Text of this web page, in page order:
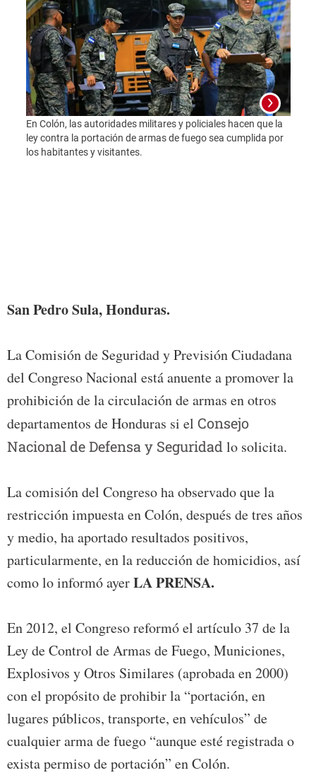
En Colón, las autoridades militares y policiales hacen que la
ley contra la portación de armas de fuego sea cumplida por
los habitantes y visitantes.
San Pedro Sula, Honduras.
La Comisión de Seguridad y Previsión Ciudadana
del Congreso Nacional está anuente a promover la
prohibición de la circulación de armas en otros
departamentos de Honduras si el Consejo
Nacional de Defensa y Seguridadlo solicita.
La comisión del Congreso ha observado que la
restricción impuesta en Colón, después de tres años
y medio, ha aportado resultados positivos,
particularmente, en la reducción de homicidios, así
como lo informó ayerLA PRENSA.
En 2012, el Congreso reformó el artículo 37 de la
Ley de Control de Armas de Fuego, Municiones,
Explosivos y Otros Similares (aprobada en 2000)
con el propósito de prohibir la “portación, en
lugares públicos, transporte, en vehículos” de
cualquier arma de fuego “aunque esté registrada o
exista permiso de portación” en Colón.